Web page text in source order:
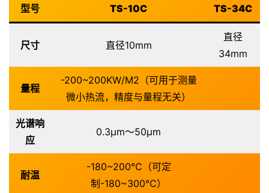
型号 TS-10C TS-34C
尺寸 直径10mm
直径
34mm
量程
-200~200KW/M2（可用于测量
微小热流，精度与量程无关）
光谱响
应
0.3μm～50μm
耐温
-180~200℃（可定
制-180~300℃）